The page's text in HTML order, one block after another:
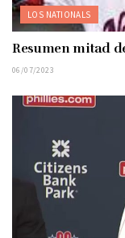
LOS NATIONALS
Resumen mitad
06/07/2023